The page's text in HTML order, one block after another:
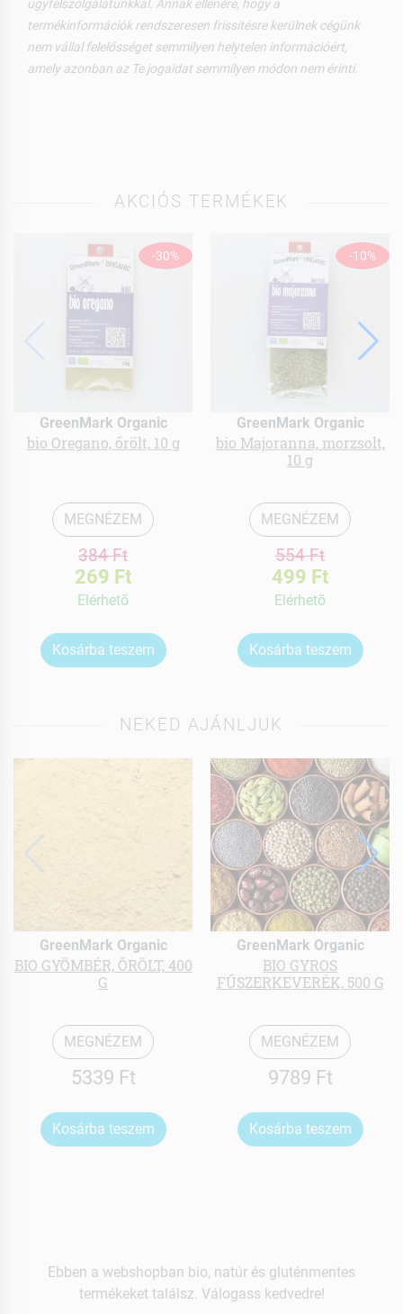
ügyfélszolgálatunkkal. Annak ellenére, hogy a
termékinformációk rendszeresen frissítésre kerülnek cégünk
nem vállal felelősséget semmilyen helytelen információért,
amely azonban az Te jogaidat semmilyen módon nem érinti.
AKCIÓS TERMÉKEK
-30%
GreenMark Organic
bio Oregano, őrölt, 10 g
MEGNÉZEM
384 Ft
269 Ft
Elérhetõ
Kosárba teszem
-10%
GreenMark Organic
bio Majoranna, morzsolt,
10 g
MEGNÉZEM
554 Ft
499 Ft
Elérhetõ
Kosárba teszem
NEKED AJÁNLJUK
GreenMark Organic
BIO GYÖMBÉR, ŐRÖLT, 400
G
MEGNÉZEM
5339 Ft
Kosárba teszem
GreenMark Organic
BIO GYROS
FŰSZERKEVERÉK, 500 G
MEGNÉZEM
9789 Ft
Kosárba teszem
Ebben a webshopban bio, natúr és gluténmentes
termékeket találsz. Válogass kedvedre!